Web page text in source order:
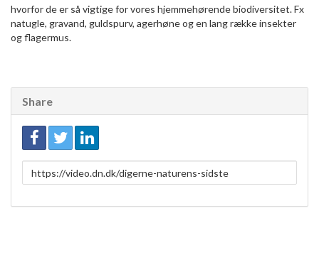
hvorfor de er så vigtige for vores hjemmehørende biodiversitet. Fx
natugle, gravand, guldspurv, agerhøne og en lang række insekter
og flagermus.
Share
to